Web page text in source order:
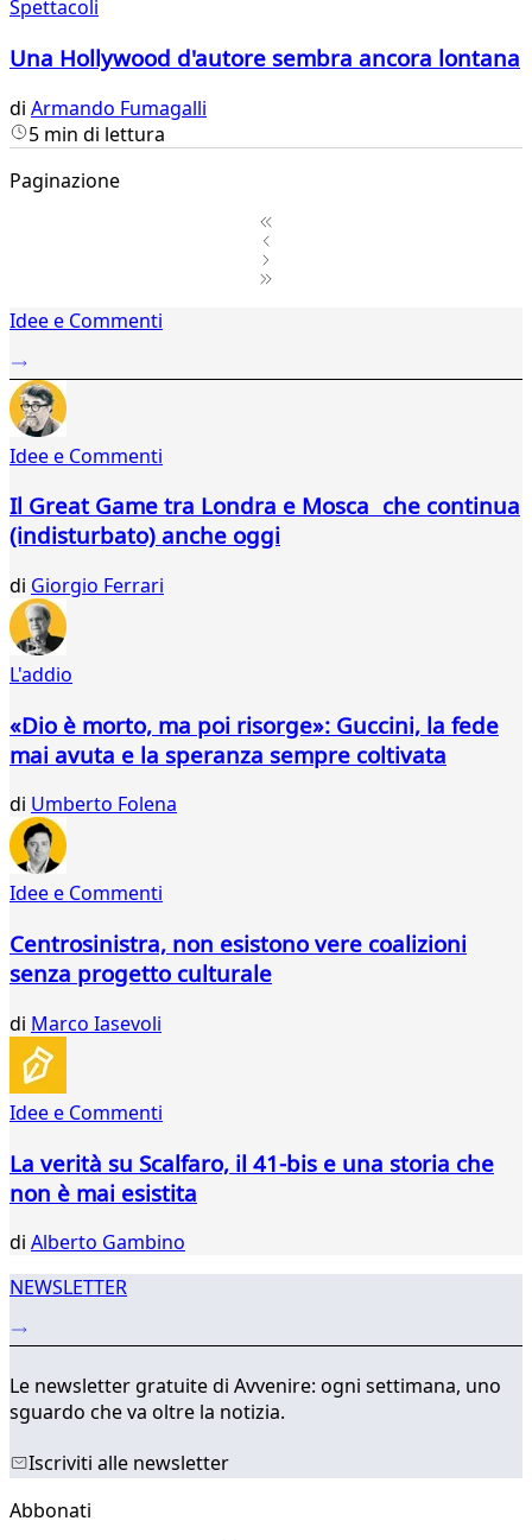
Spettacoli
Una Hollywood d'autore sembra ancora lontana
di Armando Fumagalli
5 min di lettura
Paginazione
2Idee e Commenti
Idee e Commenti
Il Great Game tra Londra e Mosca che continua
(indisturbato) anche oggi
di Giorgio Ferrari
L'addio
«Dio è morto, ma poi risorge»: Guccini, la fede
mai avuta e la speranza sempre coltivata
di Umberto Folena
Idee e Commenti
Centrosinistra, non esistono vere coalizioni
senza progetto culturale
di Marco Iasevoli
Idee e Commenti
La verità su Scalfaro, il 41-bis e una storia che
non è mai esistita
di Alberto Gambino
NEWSLETTER
Le newsletter gratuite di Avvenire: ogni settimana, uno
sguardo che va oltre la notizia.
Iscriviti alle newsletter
Abbonati